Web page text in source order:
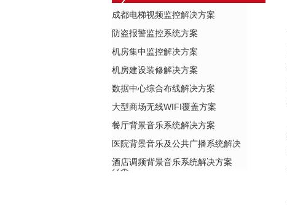
成都电梯视频监控解决方案
防盗报警监控系统方案
机房集中监控解决方案
机房建设装修解决方案
数据中心综合布线解决方案
大型商场无线WIFI覆盖方案
餐厅背景音乐系统解决方案
医院背景音乐及公共广播系统解决
方案
酒店调频背景音乐系统解决方案